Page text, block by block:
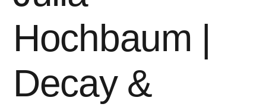
Hochbaum |
Decay &